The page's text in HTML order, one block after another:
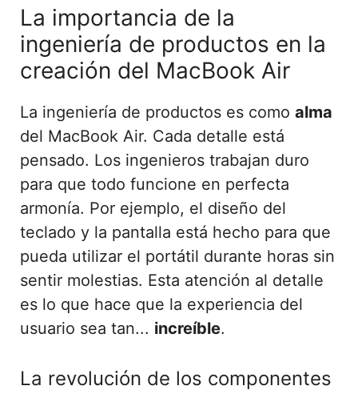
La importancia de la
ingeniería de productos en la
creación del MacBook Air
La ingeniería de productos es como alma
del MacBook Air. Cada detalle está
pensado. Los ingenieros trabajan duro
para que todo funcione en perfecta
armonía. Por ejemplo, el diseño del
teclado y la pantalla está hecho para que
pueda utilizar el portátil durante horas sin
sentir molestias. Esta atención al detalle
es lo que hace que la experiencia del
usuario sea tan... increíble.
La revolución de los componentes